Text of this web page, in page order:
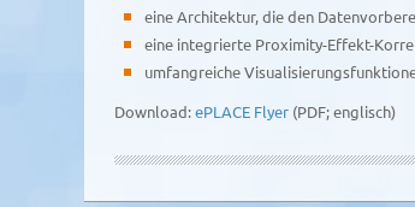
eine Architektur, die den
eine integrierte Proximity-Effekt-
umfangreiche
Download:ePLACE Flyer (PDF; englisch)